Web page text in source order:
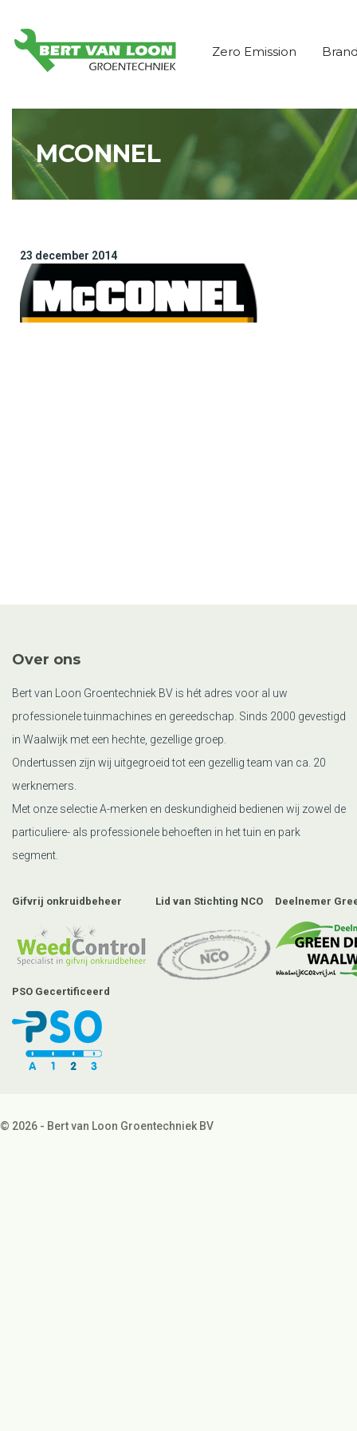
Zero Emission
MCONNEL
23 december 2014
Over ons
Bert van Loon Groentechniek BV is hét adres voor al uw
professionele tuinmachines en gereedschap. Sinds 2000 gevestigd
in Waalwijk met een hechte, gezellige groep.
Ondertussen zijn wij uitgegroeid tot een gezellig team van ca. 20
werknemers.
Met onze selectie A-merken en deskundigheid bedienen wij zowel de
particuliere- als professionele behoeften in het tuin en park
segment.
Gifvrij onkruidbeheer Lid van Stichting NCO Deelnemer
PSO Gecertificeerd
© 2026 - Bert van Loon Groentechniek BV